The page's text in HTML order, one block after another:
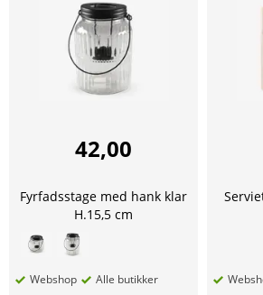
42,00
Fyrfadsstage med hank klar
H.15,5 cm
Webshop Alle butikker